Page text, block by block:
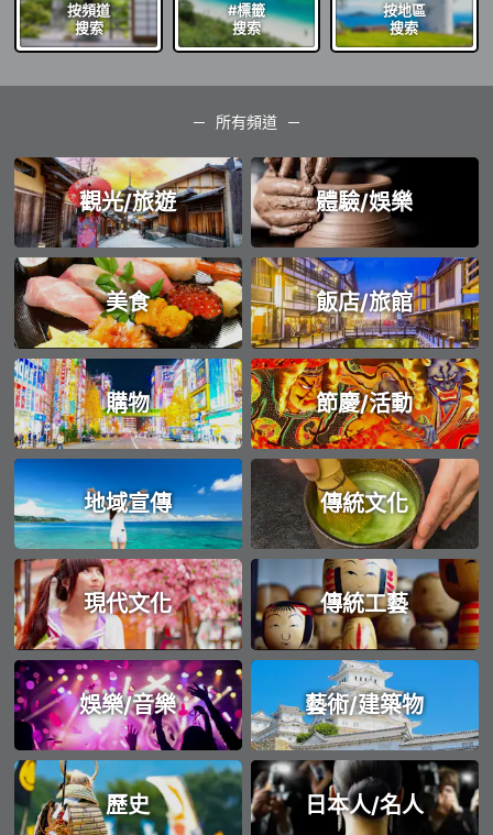
按頻道
搜索
#標籤
搜索
按地區
搜索
所有頻道
觀光/旅遊 體驗/娛樂
美食 飯店/旅館
購物 節慶/活動
地域宣傳 傳統文化
現代文化 傳統工藝
娛樂/音樂 藝術/建築物
歷史 日本人/名人